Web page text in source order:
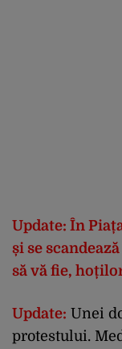
Update: În
și se
să vă fie,
Update: Unei
protestului.